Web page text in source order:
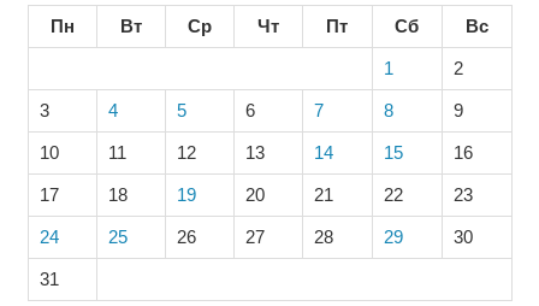
Пн
Вт Ср Чт Пт Сб Вс
1 2
3 4 5 6 7 8 9
10 11 12 13 14 15 16
17 18 19 20 21 22 23
24 25 26 27 28 29 30
31